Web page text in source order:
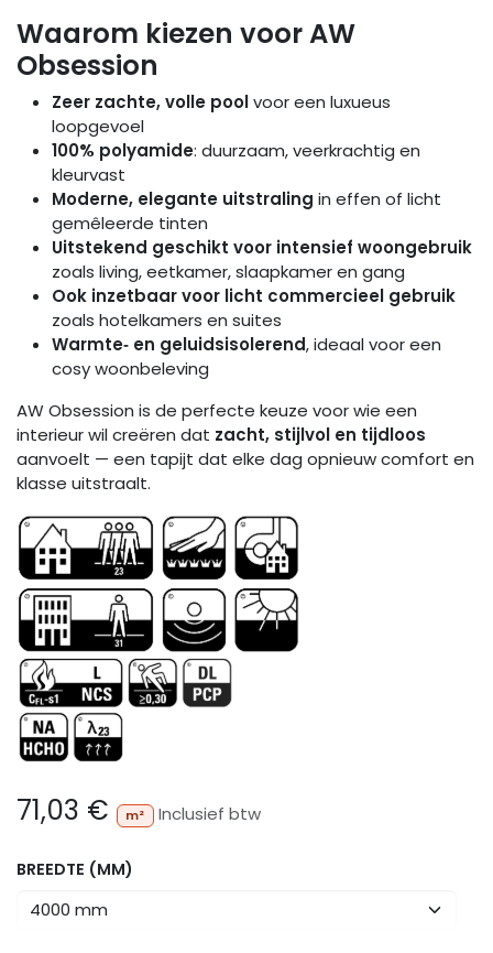
Waarom kiezen voor AW
Obsession
Zeer zachte, volle poolvoor een luxueus
loopgevoel
100% polyamide: duurzaam, veerkrachtig en
kleurvast
Moderne, elegante uitstraling in effen of licht
gemêleerde tinten
Uitstekend geschikt voor intensief woongebruik
zoals living, eetkamer, slaapkamer en gang
Ook inzetbaar voor licht commercieel gebruik
zoals hotelkamers en suites
Warmte‑ en geluidsisolerend, ideaal voor een
cosy woonbeleving
AW Obsession is de perfecte keuze voor wie een
interieur wil creëren dat zacht, stijlvol en tijdloos
aanvoelt — een tapijt dat elke dag opnieuw comfort en
klasse uitstraalt.
71,03 € m² Inclusief btw
BREEDTE (MM)